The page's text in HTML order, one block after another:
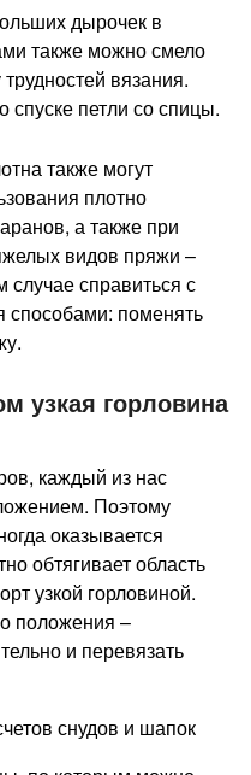
дырочек в
также можно смело
вязания.
спуске петли со спицы.
также могут
плотно
а также при
видов пряжи –
случае справиться с
поменять
узкая горловина
каждый из нас
Поэтому
оказывается
обтягивает область
узкой горловиной.
положения –
и перевязать
снудов и шапок